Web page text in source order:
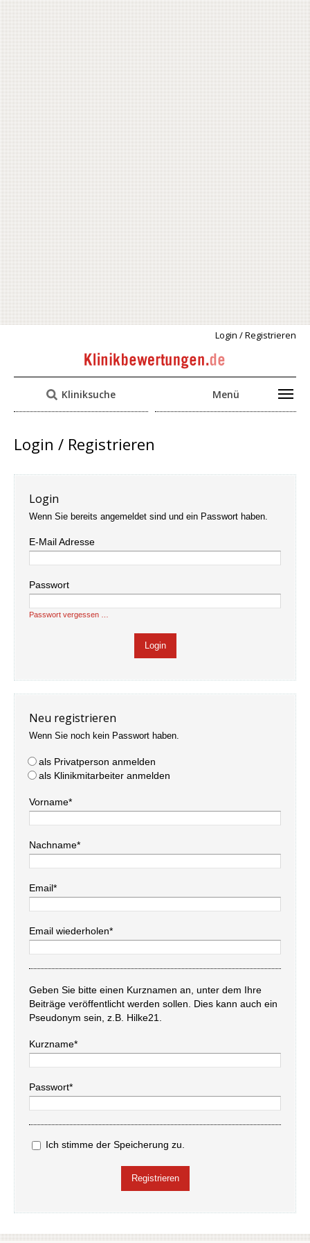
Login / Registrieren
Kliniksuche Menü
Login / Registrieren
Login
Wenn Sie bereits angemeldet sind und ein Passwort haben.
E-Mail Adresse
Passwort
Passwort vergessen …
Neu registrieren
Wenn Sie noch kein Passwort haben.
als Privatperson anmelden
als Klinikmitarbeiter anmelden
Vorname*
Nachname*
Email*
Email wiederholen*
Geben Sie bitte einen Kurznamen an, unter dem Ihre
Beiträge veröffentlicht werden sollen. Dies kann auch ein
Pseudonym sein, z.B. Hilke21.
Kurzname*
Passwort*
Ich stimme der Speicherung zu.